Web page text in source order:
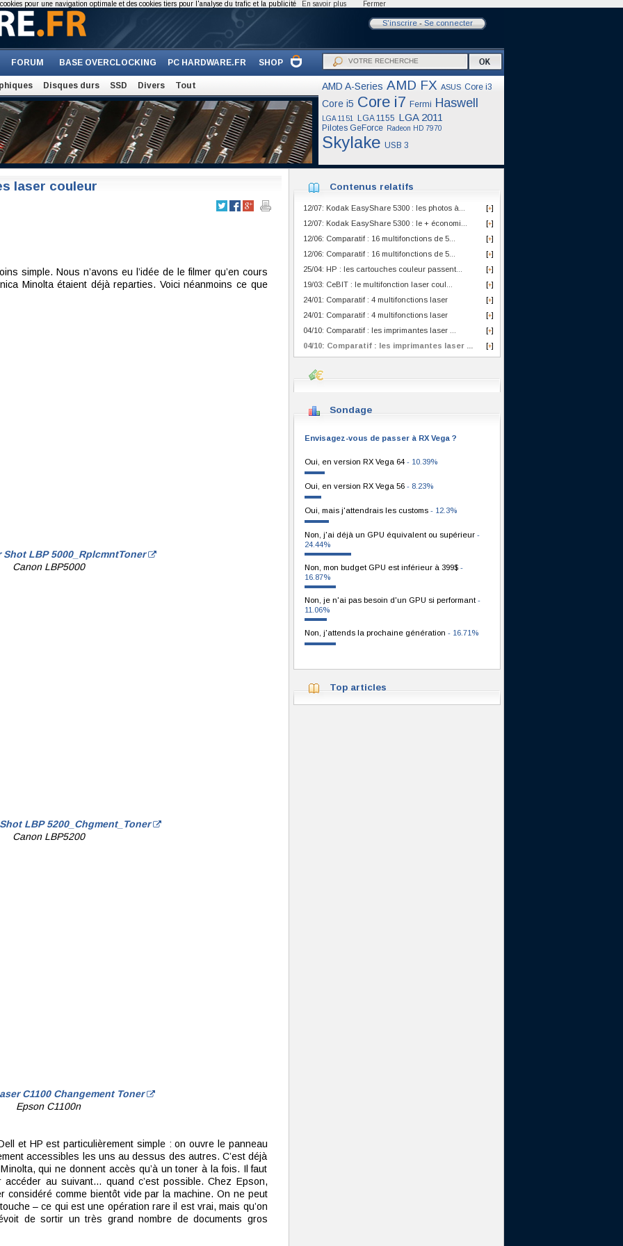
S'inscrire- Se connecter
FORUM BASE OVERCLOCKING PC HARDWARE.FR SHOP
Disques durs SSD Divers Tout AMD A-Series AMD FX ASUS Core i3
Core i5 Core i7 Fermi Haswell
LGA 1151 LGA 1155 LGA 2011
Pilotes GeForce Radeon HD 7970
Skylake USB 3
laser couleur
simple. Nous n’avons eu l’idée de le filmer qu’en cours
Minolta étaient déjà reparties. Voici néanmoins ce que
Shot LBP 5000_RplcmntToner
Canon LBP5000
LBP 5200_Chgment_Toner
Canon LBP5200
C1100 Changement Toner
Epson C1100n
et HP est particulièrement simple : on ouvre le panneau
accessibles les uns au dessus des autres. C’est déjà
qui ne donnent accès qu’à un toner à la fois. Il faut
accéder au suivant… quand c’est possible. Chez Epson,
considéré comme bientôt vide par la machine. On ne peut
– ce qui est une opération rare il est vrai, mais qu’on
de sortir un très grand nombre de documents gros
Contenus relatifs
[+]
12/07: Kodak EasyShare 5300 : les photos à...
[+]
12/07: Kodak EasyShare 5300 : le + économi...
[+]
12/06: Comparatif : 16 multifonctions de 5...
[+]
12/06: Comparatif : 16 multifonctions de 5...
[+]
25/04: HP : les cartouches couleur passent...
[+]
19/03: CeBIT : le multifonction laser coul...
[+]
24/01: Comparatif : 4 multifonctions laser
[+]
24/01: Comparatif : 4 multifonctions laser
[+]
04/10: Comparatif : les imprimantes laser ...
[+]
04/10: Comparatif : les imprimantes laser ...
Sondage
Envisagez-vous de passer à RX Vega ?
Oui, en version RX Vega 64 - 10.39%
Oui, en version RX Vega 56 - 8.23%
Oui, mais j'attendrais les customs - 12.3%
Non, j'ai déjà un GPU équivalent ou supérieur -
24.44%
Non, mon budget GPU est inférieur à 399$ -
16.87%
Non, je n'ai pas besoin d'un GPU si performant -
11.06%
Non, j'attends la prochaine génération - 16.71%
Top articles
pour une navigation optimale et des cookies tiers pour l'analyse du trafic et la publicité En savoir plus Fermer